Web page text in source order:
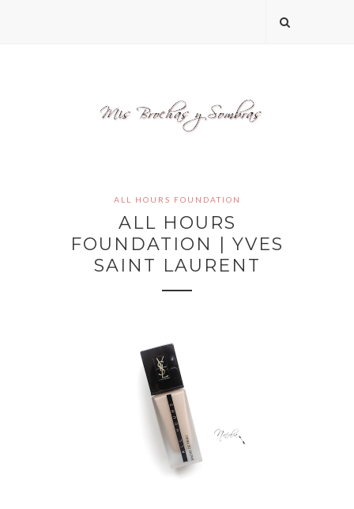
ALL HOURS FOUNDATION
ALL HOURS
FOUNDATION | YVES
SAINT LAURENT